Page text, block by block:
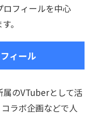
ロフィールを中心
。
ィール
のVTuberとして活
ラボ企画などで人